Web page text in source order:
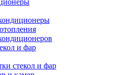
и фар
стекол и фар